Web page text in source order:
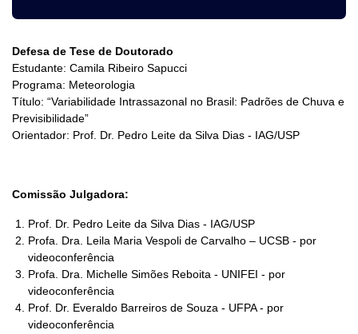
Defesa de Tese de Doutorado
Estudante: Camila Ribeiro Sapucci
Programa: Meteorologia
Título: “Variabilidade Intrassazonal no Brasil: Padrões de Chuva e
Previsibilidade”
Orientador: Prof. Dr. Pedro Leite da Silva Dias - IAG/USP
Comissão Julgadora:
Prof. Dr. Pedro Leite da Silva Dias - IAG/USP
Profa. Dra. Leila Maria Vespoli de Carvalho – UCSB - por
videoconferência
Profa. Dra. Michelle Simões Reboita - UNIFEI - por
videoconferência
Prof. Dr. Everaldo Barreiros de Souza - UFPA - por
videoconferência